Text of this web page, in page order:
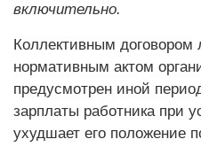
включительно.
Коллективным договором
нормативным актом
предусмотрен иной
зарплаты работника при
ухудшает его положение